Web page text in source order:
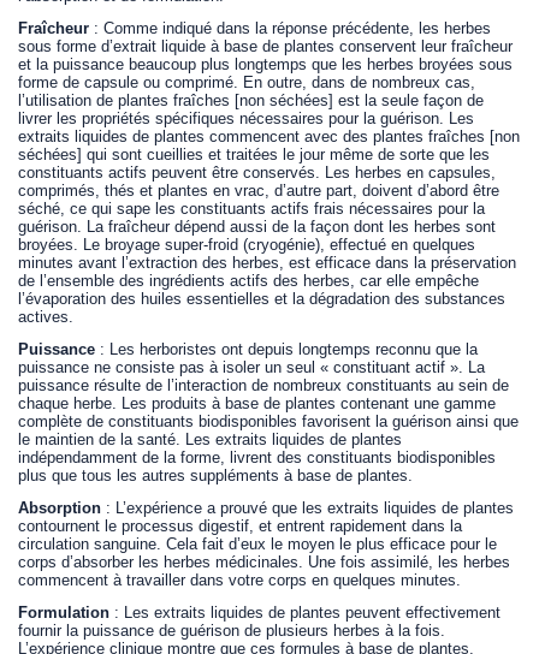
Fraîcheur : Comme indiqué dans la réponse précédente, les herbes
sous forme d’extrait liquide à base de plantes conservent leur fraîcheur
et la puissance beaucoup plus longtemps que les herbes broyées sous
forme de capsule ou comprimé. En outre, dans de nombreux cas,
l’utilisation de plantes fraîches [non séchées] est la seule façon de
livrer les propriétés spécifiques nécessaires pour la guérison. Les
extraits liquides de plantes commencent avec des plantes fraîches [non
séchées] qui sont cueillies et traitées le jour même de sorte que les
constituants actifs peuvent être conservés. Les herbes en capsules,
comprimés, thés et plantes en vrac, d’autre part, doivent d’abord être
séché, ce qui sape les constituants actifs frais nécessaires pour la
guérison. La fraîcheur dépend aussi de la façon dont les herbes sont
broyées. Le broyage super-froid (cryogénie), effectué en quelques
minutes avant l’extraction des herbes, est efficace dans la préservation
de l’ensemble des ingrédients actifs des herbes, car elle empêche
l’évaporation des huiles essentielles et la dégradation des substances
actives.
Puissance : Les herboristes ont depuis longtemps reconnu que la
puissance ne consiste pas à isoler un seul « constituant actif ». La
puissance résulte de l’interaction de nombreux constituants au sein de
chaque herbe. Les produits à base de plantes contenant une gamme
complète de constituants biodisponibles favorisent la guérison ainsi que
le maintien de la santé. Les extraits liquides de plantes
indépendamment de la forme, livrent des constituants biodisponibles
plus que tous les autres suppléments à base de plantes.
Absorption : L’expérience a prouvé que les extraits liquides de plantes
contournent le processus digestif, et entrent rapidement dans la
circulation sanguine. Cela fait d’eux le moyen le plus efficace pour le
corps d’absorber les herbes médicinales. Une fois assimilé, les herbes
commencent à travailler dans votre corps en quelques minutes.
Formulation : Les extraits liquides de plantes peuvent effectivement
fournir la puissance de guérison de plusieurs herbes à la fois.
L’expérience clinique montre que ces formules à base de plantes,